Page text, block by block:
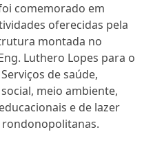
comemorado em
oferecidas pela
montada no
Luthero Lopes para o
de saúde,
meio ambiente,
e de lazer